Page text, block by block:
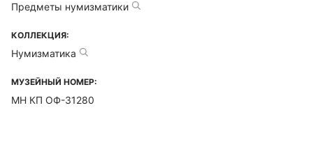
Предметы нумизматики
КОЛЛЕКЦИЯ:
Нумизматика
МУЗЕЙНЫЙ НОМЕР:
МН КП ОФ-31280